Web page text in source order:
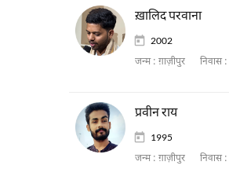
ख़ालिद परवाना
2002
जन्म : ग़ाज़ीपुर निवास :
प्रवीन राय
1995
जन्म : ग़ाज़ीपुर निवास :